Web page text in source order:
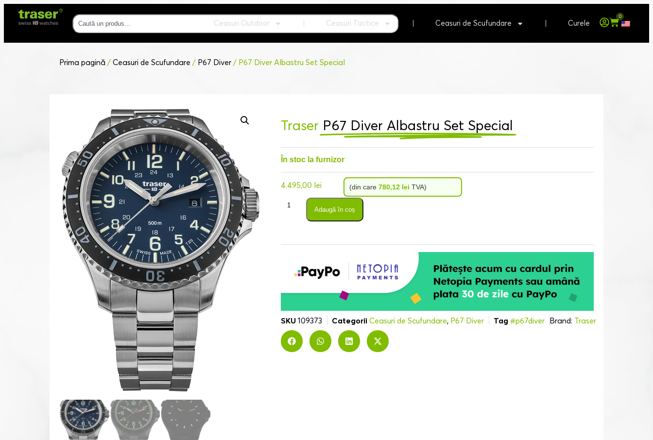
Ceasuri Outdoor Ceasuri Tactice Ceasuri de Scufundare Curele
0
Prima pagină / Ceasuri de Scufundare / P67 Diver / P67 Diver Albastru Set Special
Traser P67 Diver Albastru Set Special
În stoc la furnizor
4.495,00 lei (din care 780,12 lei TVA)
Adaugă în coș
SKU 109373 Categorii Ceasuri de Scufundare, P67 Diver Tag #p67diver Brand: Traser